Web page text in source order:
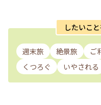
したいこ
週末旅 絶景旅 ご
くつろぐ
いやされる